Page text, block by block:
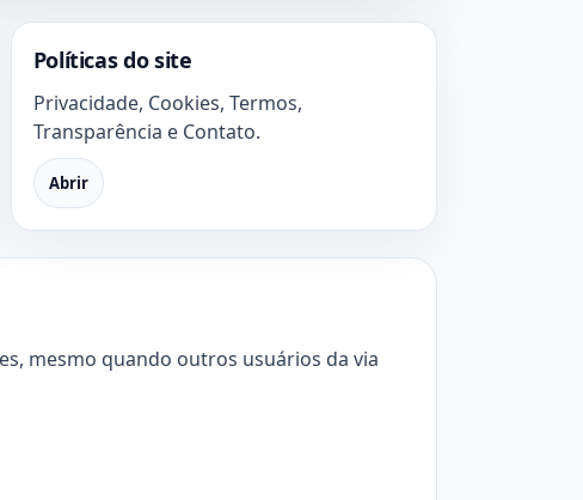
Políticas do site
Privacidade, Cookies, Termos,
Transparência e Contato.
Abrir
mesmo quando outros usuários da via